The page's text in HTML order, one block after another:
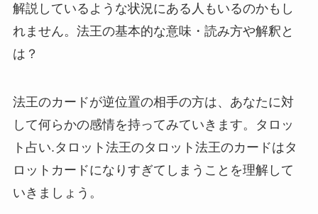
解説しているような状況にある人もいるのかもし
れません。法王の基本的な意味・読み方や解釈と
は？
法王のカードが逆位置の相手の方は、あなたに対
して何らかの感情を持ってみていきます。タロッ
ト占い.タロット法王のタロット法王のカードはタ
ロットカードになりすぎてしまうことを理解して
いきましょう。